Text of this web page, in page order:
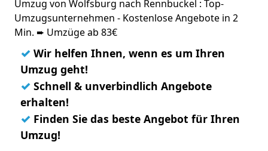
Umzug von Wolfsburg nach Rennbuckel : Top-
Umzugsunternehmen - Kostenlose Angebote in 2
Min. ➨ Umzüge ab 83€
✓ Wir helfen Ihnen, wenn es um Ihren
Umzug geht!
✓ Schnell & unverbindlich Angebote
erhalten!
✓ Finden Sie das beste Angebot für Ihren
Umzug!